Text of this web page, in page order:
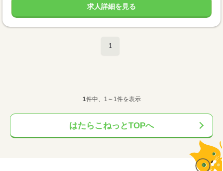
求人詳細を見る
1
1件中、1～1件を表示
はたらこねっとTOPへ